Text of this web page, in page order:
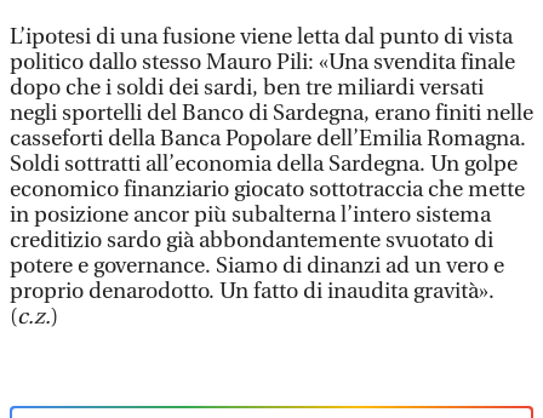
L’ipotesi di una fusione viene letta dal punto di vista
politico dallo stesso Mauro Pili: «Una svendita finale
dopo che i soldi dei sardi, ben tre miliardi versati
negli sportelli del Banco di Sardegna, erano finiti nelle
casseforti della Banca Popolare dell’Emilia Romagna.
Soldi sottratti all’economia della Sardegna. Un golpe
economico finanziario giocato sottotraccia che mette
in posizione ancor più subalterna l’intero sistema
creditizio sardo già abbondantemente svuotato di
potere e governance. Siamo di dinanzi ad un vero e
proprio denarodotto. Un fatto di inaudita gravità».
(c.z.)